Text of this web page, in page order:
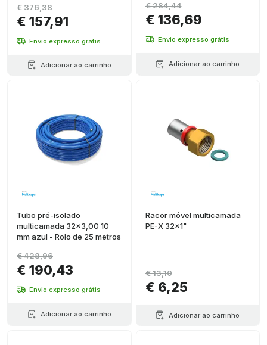
€ 157,91
€ 376,38
Envio expresso grátis
Adicionar ao carrinho
€ 136,69
€ 284,44
Envio expresso grátis
Adicionar ao carrinho
Tubo pré-isolado
multicamada 32x3,00 10
mm azul - Rolo de 25 metros
€ 190,43
€ 428,96
Envio expresso grátis
Adicionar ao carrinho
Racor móvel multicamada
PE-X 32x1"
€ 6,25
€ 13,10
Adicionar ao carrinho